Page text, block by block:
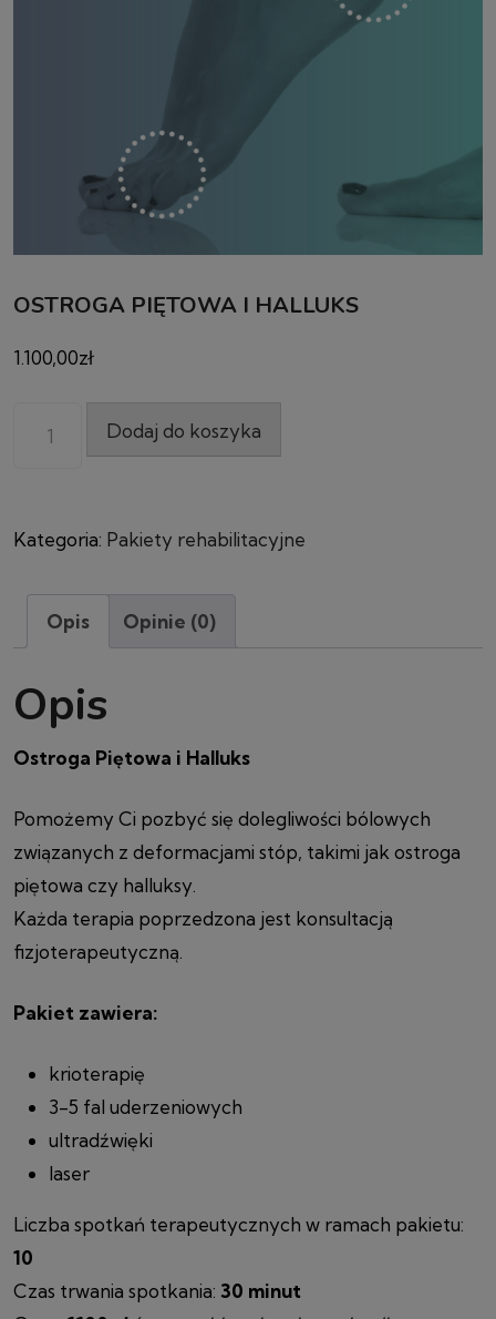
OSTROGA PIĘTOWA I HALLUKS
1.100,00zł
Dodaj do koszyka
Kategoria: Pakiety rehabilitacyjne
Opis Opinie (0)
Opis
Ostroga Piętowa i Halluks
Pomożemy Ci pozbyć się dolegliwości bólowych
związanych z deformacjami stóp, takimi jak ostroga
piętowa czy halluksy.
Każda terapia poprzedzona jest konsultacją
fizjoterapeutyczną.
Pakiet zawiera:
krioterapię
3-5 fal uderzeniowych
ultradźwięki
laser
Liczba spotkań terapeutycznych w ramach pakietu:
10
Czas trwania spotkania: 30 minut